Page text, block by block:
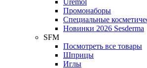
Uremol
Промонаборы
Специальные
Новинки 2026 Sesderma
SFM
Посмотреть все товары
Шприцы
Иглы